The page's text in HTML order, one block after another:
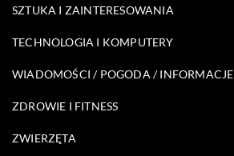
SZTUKA I ZAINTERESOWANIA
TECHNOLOGIA I KOMPUTERY
WIADOMOŚCI / POGODA / INFORMACJE
ZDROWIE I FITNESS
ZWIERZĘTA